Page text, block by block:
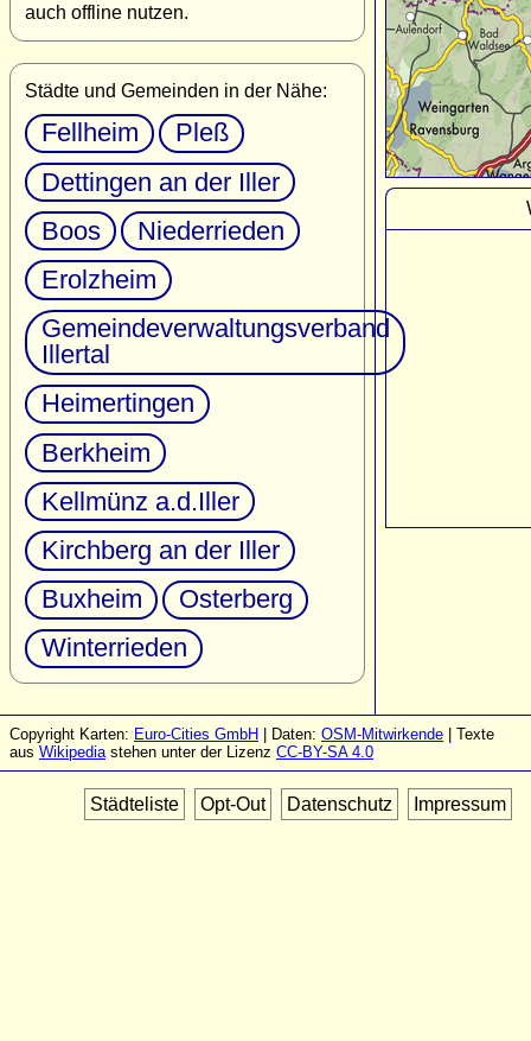
auch offline nutzen.
Städte und Gemeinden in der Nähe:
Fellheim
Pleß
Dettingen an der Iller
Boos
Niederrieden
Erolzheim
Gemeindeverwaltungsverband
Illertal
Heimertingen
Berkheim
Kellmünz a.d.Iller
Kirchberg an der Iller
Buxheim
Osterberg
Winterrieden
Copyright Karten: Euro-Cities GmbH | Daten: OSM-Mitwirkende | Texte
aus Wikipediastehen unter der Lizenz CC-BY-SA 4.0
Städteliste Opt-Out Datenschutz Impressum